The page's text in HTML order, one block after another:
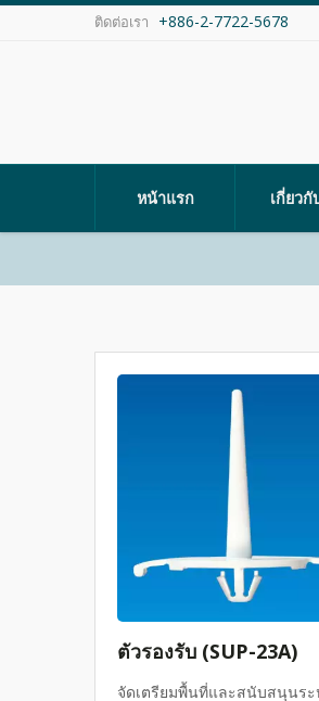
ติดต่อเรา +886-2-7722-5678
หน้าแรก เกี่ยวกั
ตัวรองรับ (SUP-23A)
จัดเตรียมพื้นที่และสนับสนุนระ